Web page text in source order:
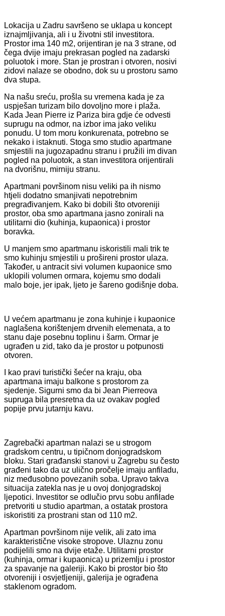
Lokacija u Zadru savršeno se uklapa u koncept
iznajmljivanja, ali i u životni stil investitora.
Prostor ima 140 m2, orijentiran je na 3 strane, od
čega dvije imaju prekrasan pogled na zadarski
poluotok i more. Stan je prostran i otvoren, nosivi
zidovi nalaze se obodno, dok su u prostoru samo
dva stupa.
Na našu sreću, prošla su vremena kada je za
uspješan turizam bilo dovoljno more i plaža.
Kada Jean Pierre iz Pariza bira gdje će odvesti
suprugu na odmor, na izbor ima jako veliku
ponudu. U tom moru konkurenata, potrebno se
nekako i istaknuti. Stoga smo studio apartmane
smjestili na jugozapadnu stranu i pružili im divan
pogled na poluotok, a stan investitora orijentirali
na dvorišnu, mirniju stranu.
Apartmani površinom nisu veliki pa ih nismo
htjeli dodatno smanjivati nepotrebnim
pregrađivanjem. Kako bi dobili što otvoreniji
prostor, oba smo apartmana jasno zonirali na
utilitarni dio (kuhinja, kupaonica) i prostor
boravka.
U manjem smo apartmanu iskoristili mali trik te
smo kuhinju smjestili u prošireni prostor ulaza.
Također, u antracit sivi volumen kupaonice smo
uklopili volumen ormara, kojemu smo dodali
malo boje, jer ipak, ljeto je šareno godišnje doba.
U većem apartmanu je zona kuhinje i kupaonice
naglašena korištenjem drvenih elemenata, a to
stanu daje posebnu toplinu i šarm. Ormar je
ugrađen u zid, tako da je prostor u potpunosti
otvoren.
I kao pravi turistički šećer na kraju, oba
apartmana imaju balkone s prostorom za
sjedenje. Sigurni smo da bi Jean Pierreova
supruga bila presretna da uz ovakav pogled
popije prvu jutarnju kavu.
Zagrebački apartman nalazi se u strogom
gradskom centru, u tipičnom donjogradskom
bloku. Stari građanski stanovi u Zagrebu su često
građeni tako da uz ulično pročelje imaju anfiladu,
niz međusobno povezanih soba. Upravo takva
situacija zatekla nas je u ovoj donjogradskoj
ljepotici. Investitor se odlučio prvu sobu anfilade
pretvoriti u studio apartman, a ostatak prostora
iskoristiti za prostrani stan od 110 m2.
Apartman površinom nije velik, ali zato ima
karakteristične visoke stropove. Ulaznu zonu
podijelili smo na dvije etaže. Utilitarni prostor
(kuhinja, ormar i kupaonica) u prizemlju i prostor
za spavanje na galeriji. Kako bi prostor bio što
otvoreniji i osvjetljeniji, galerija je ograđena
staklenom ogradom.